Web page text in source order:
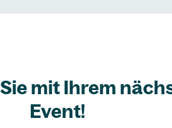
mit Ihrem
Event!